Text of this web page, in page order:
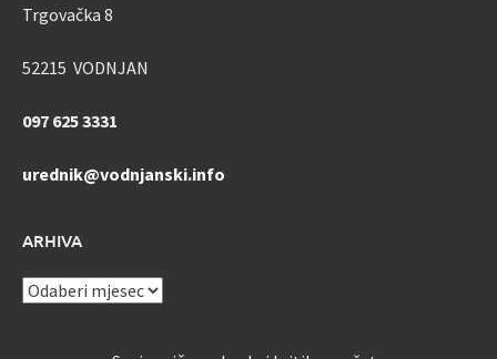
Trgovačka 8
52215 VODNJAN
097 625 3331
urednik@vodnjanski.info
ARHIVA
ARHIVA